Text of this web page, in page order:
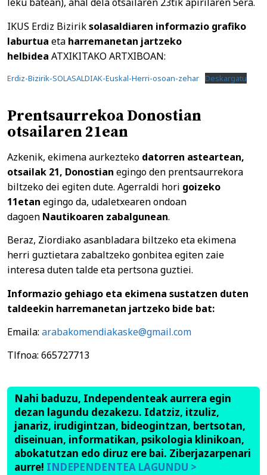
IKUS Erdiz Biziriksolasaldiaren informazio grafiko
laburtua eta harremanetan jartzeko
helbidea ATXIKITAKO ARTXIBOAN:
Erdiz-Bizirik-SOLASALDIAK-Euskal-Herri-osoan-zehar Deskargatu
Prentsaurrekoa Donostian
otsailaren 21ean
Azkenik, ekimena aurkezteko datorren asteartean,
otsailak 21, Donostian egingo den prentsaurrekora
biltzeko dei egiten dute. Agerraldi hori goizeko
11etan egingo da, udaletxearen ondoan
dagoen Nautikoaren zabalgunean.
Beraz, Ziordiako asanbladara biltzeko eta ekimena
herri guztietara zabaltzeko gonbitea egiten zaie
interesa duten talde eta pertsona guztiei.
Informazio gehiago eta ekimena sustatzen duten
taldeekin harremanetan jartzeko bide bat:
Emaila: arabakomendiakaske@gmail.com
Tlfnoa: 665727713
Nahi baduzu, Independenteak aurrera egin
dezan lagundu dezakezu. Idatziz, itzuliz,
janariz, irudigintzan, bideogintzan, bertsotan,
diseinuan, informatikan, psikologia klinikoan,
abokatutzan edo diruz ere bai. Ziberjazarpenari
aurre! INDEPENDENTEA LAGUNDU >